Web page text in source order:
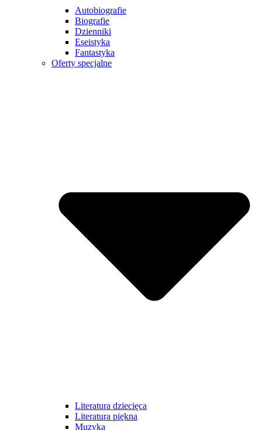
Autobiografie
Biografie
Dzienniki
Eseistyka
Fantastyka
Oferty specjalne
Literatura dziecięca
Literatura piękna
Muzyka